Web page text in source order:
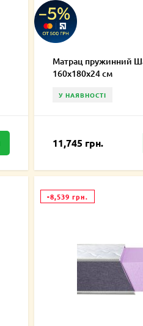
Матрац пружинний
160х180х24 см
У НАЯВНОСТІ
11,745 грн.
-8,539 грн.